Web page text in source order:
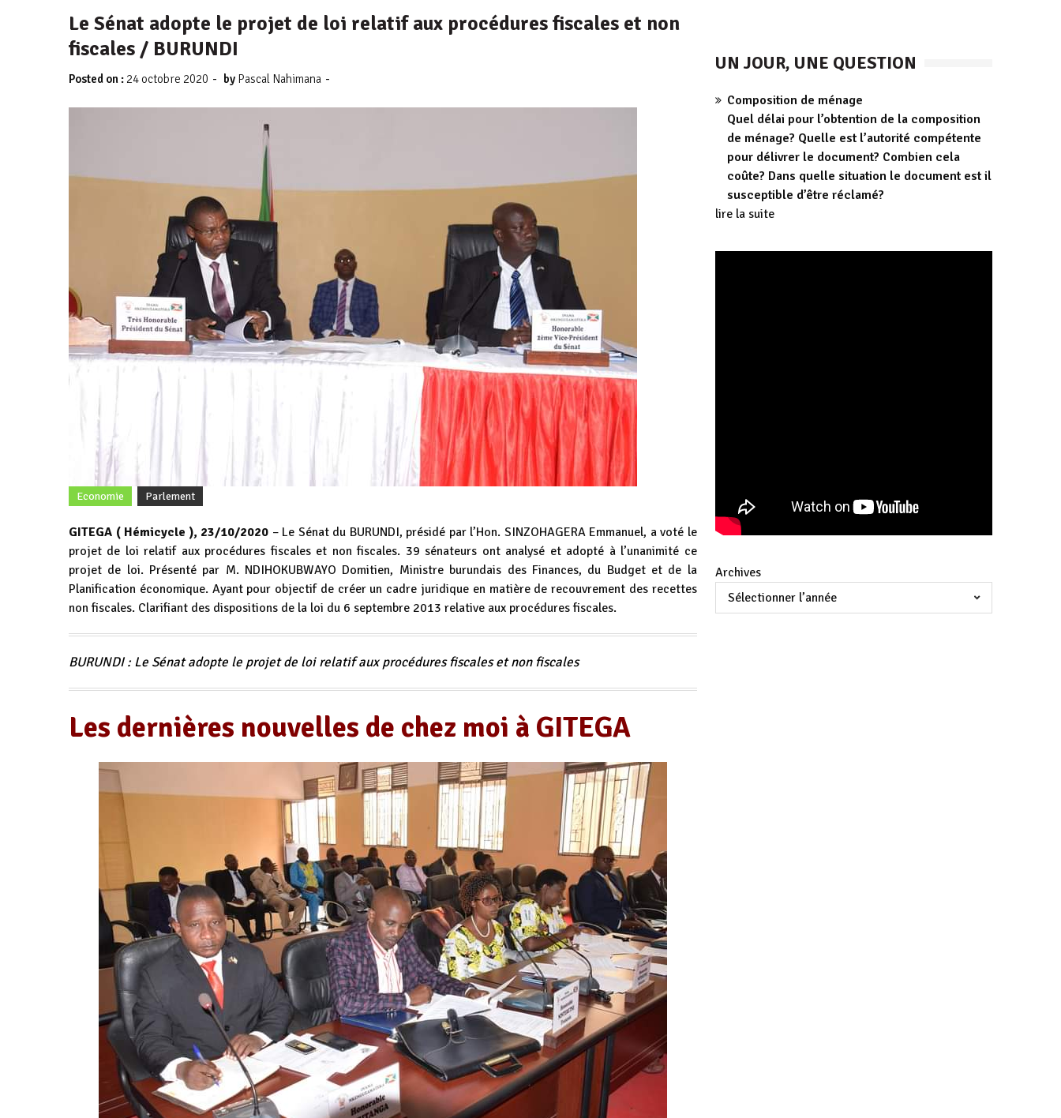
Le Sénat adopte le projet de loi relatif aux procédures fiscales et non
fiscales / BURUNDI
Posted on : 24 octobre 2020 - by Pascal Nahimana -
Economie Parlement
GITEGA ( Hémicycle ), 23/10/2020 – Le Sénat du BURUNDI, présidé par l’Hon. SINZOHAGERA Emmanuel, a voté le
projet de loi relatif aux procédures fiscales et non fiscales. 39 sénateurs ont analysé et adopté à l’unanimité ce
projet de loi. Présenté par M. NDIHOKUBWAYO Domitien, Ministre burundais des Finances, du Budget et de la
Planification économique. Ayant pour objectif de créer un cadre juridique en matière de recouvrement des recettes
non fiscales. Clarifiant des dispositions de la loi du 6 septembre 2013 relative aux procédures fiscales.
BURUNDI : Le Sénat adopte le projet de loi relatif aux procédures fiscales et non fiscales
Les dernières nouvelles de chez moi à GITEGA
UN JOUR, UNE QUESTION
Composition de ménage
Quel délai pour l’obtention de la composition
de ménage? Quelle est l’autorité compétente
pour délivrer le document? Combien cela
coûte? Dans quelle situation le document est il
susceptible d’être réclamé?
lire la suite
Archives